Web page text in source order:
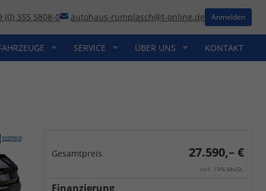
(0) 355 5808-0 autohaus-rumplasch@t-online.de Anmelden
SERVICE ÜBER UNS KONTAKT
Gesamtpreis 27.590,– €
incl. 19% MwSt.
Finanzierung